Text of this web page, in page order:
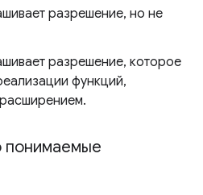
разрешение, но не
разрешение, которое
функций,
понимаемые